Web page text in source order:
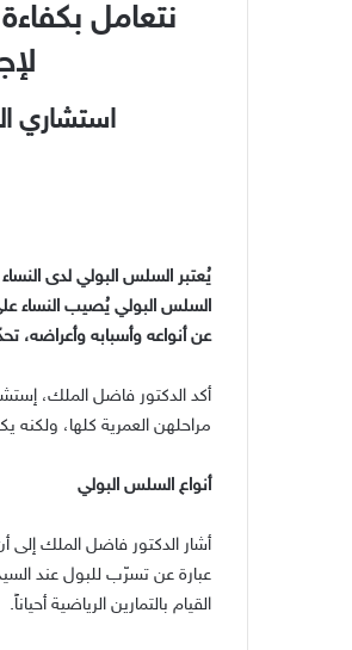
نتعامل
استشاري
يُعتبر السلس البولي لدى
عن أنواعه وأسبابه وأعراضه،
أكد الدكتور فاضل الملك،
مراحلهن العمرية كلها، ولكنه يكون أكثر إنتشاراً
أنواع السلس البولي
أشار الدكتور فاضل الملك
عبارة عن تسرّب للبول عند
القيام بالتمارين الرياضية أحياناً.